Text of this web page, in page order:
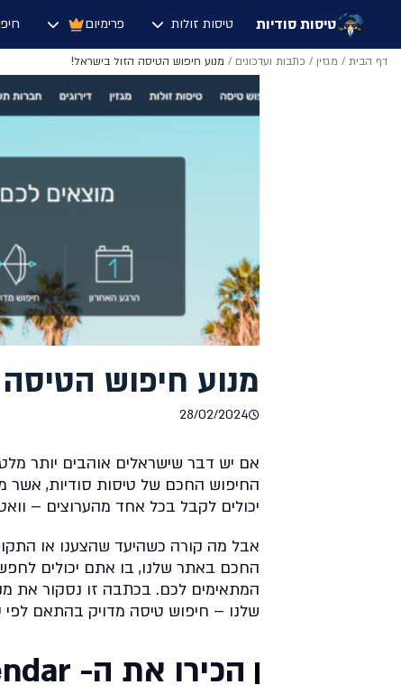
טיסות סודיות טיסות זולות פרימיום
דף הבית / מגזין / כתבות ועדכונים / מנוע חיפוש הטיסה הזול בישראל!
מנוע חיפוש
28/02/2024
אם יש דבר שישראלים אוהבים יותר
החיפוש החכם של טיסות סודיות, אשר
יכולים לקבל בכל אחד מהערוצים –
אבל מה קורה כשהיעד שהצענו או
החכם באתר שלנו, בו אתם יכולים
המתאימים לכם. בכתבה זו נסקור את
שלנו – חיפוש טיסה מדויק בהתאם לפי
הכירו את ה- Price Calendar